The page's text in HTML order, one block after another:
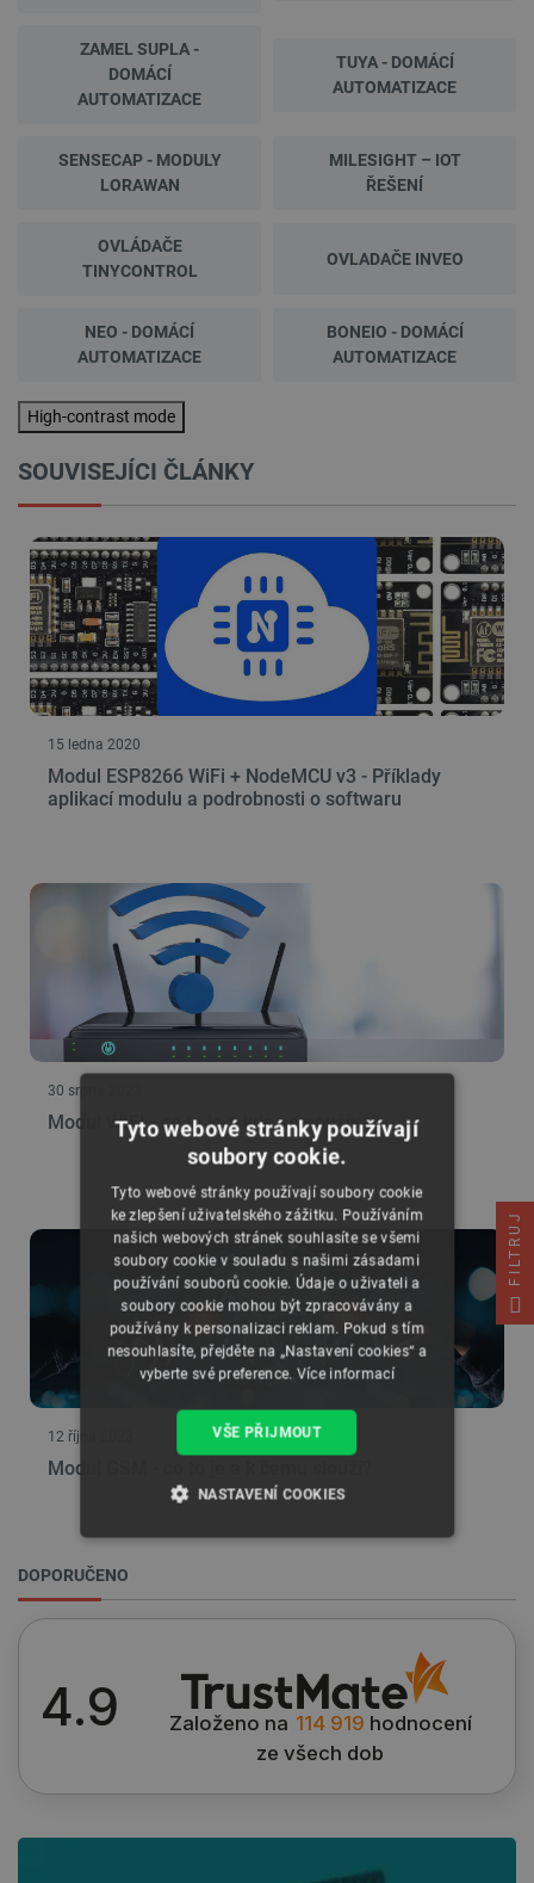
DOPORUČENO
4.9 Založeno na 114 919 hodnocení
ze všech dob
ZAMEL SUPLA -
DOMÁCÍ
AUTOMATIZACE
TUYA - DOMÁCÍ
AUTOMATIZACE
SENSECAP - MODULY
LORAWAN
MILESIGHT – IOT
ŘEŠENÍ
OVLÁDAČE
TINYCONTROL
OVLADAČE INVEO
NEO - DOMÁCÍ
AUTOMATIZACE
BONEIO - DOMÁCÍ
AUTOMATIZACE
High-contrast mode
SOUVISEJÍCI ČLÁNKY
15 ledna 2020
Modul ESP8266 WiFi + NodeMCU v3 - Příklady
aplikací modulu a podrobnosti o softwaru
30 srpna 2023
Modul WIFI - co to je a kde se používá?
12 října 2023
Modul GSM - co to je a k čemu slouží?
FILTRUJ
Tyto webové stránky používají
soubory cookie.
Tyto webové stránky používají soubory cookie
ke zlepšení uživatelského zážitku. Používáním
našich webových stránek souhlasíte se všemi
soubory cookie v souladu s našimi zásadami
používání souborů cookie. Údaje o uživateli a
soubory cookie mohou být zpracovávány a
používány k personalizaci reklam. Pokud s tím
nesouhlasíte, přejděte na „Nastavení cookies“ a
vyberte své preference. Více informací
VŠE PŘIJMOUT
NASTAVENÍ COOKIES
VÝKONOVÉ SOUBORY
FUNKČNÍ SOUBORY